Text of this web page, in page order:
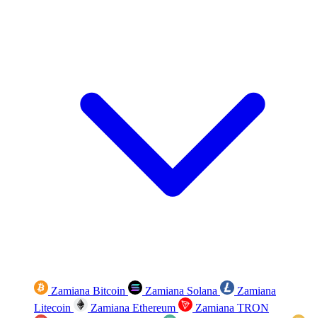
Zamiana Bitcoin Zamiana Solana
Zamiana
Litecoin
Zamiana Ethereum
Zamiana TRON